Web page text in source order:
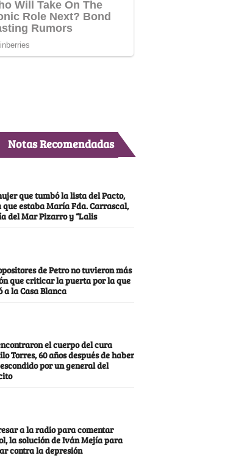
Notas Recomendadas
que tumbó la lista del Pacto,
que estaba María Fda. Carrascal,
del Mar Pizarro y “Lalis
de Petro no tuvieron más
que criticar la puerta por la que
a la Casa Blanca
el cuerpo del cura
Torres, 60 años después de haber
por un general del
a la radio para comentar
la solución de Iván Mejía para
contra la depresión